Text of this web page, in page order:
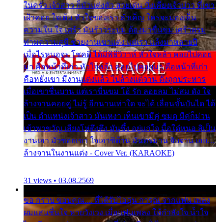
ในครัว เจ้าสาว ก็มัวแต่งตัว สวยเด่น นั่งเคียงเจ้าบ่าว ที่เขา
เฝ้าคอย ใจเต้น หัวใจของเรา ลำเค็ญ ใครจะมองเห็น
ความใน ใจ เศร้า มันร้าวระบม ต้องมาขื่นขม เศร้าตรม
ท่ามความสุขี ช่วยงานเขาแต่ง แต่เรา แล้งมาหลายปี
เมื่อไรหนอจะ โชคดี ได้มีพิธีวิวาห์ หัวใจหล้า คอยไปคอย
มา คือหน้าที่เก่า หัวใจหล้า คอยไปคอยมา คือหน้าที่เก่า
คือหยังเขา มีงานแต่งแล้ว ไปล้างแต่จาน ดั่งถูกประหาร
เมื่อเขาชื่นบาน แต่เราขื่นขม โอ้ รัก ลอยลม ไม่สม ดัง ใจ
ล้างจานคอยคู่ ไม่รู้ อีกนานเท่าใด จะได้ เลื่อนขั้นบันได ได้
เป็น ตำแหน่งเจ้าสาว มันเหงา เห็นเขามีคู่ ซมดู มีคู่ก็ม่วน
เข้าพาขวัญ เสียงโห่ตึงตึง มันซึ้ง อยู่แก่ใจ มื้อใด๋หนอ สิเป็น
งานเฮา มัวซอยเขา ใจเฮาซิด้าน มันทรมาน จับจาน เอย…
ล้างจานในงานแต่ง - Cover Ver. (KARAOKE)
31 views • 03.08.2569
ขอ กราบ ขอบคุณ.... ที่ได้รับไออุ่น การุณ จากแฟน เพลง
ผมแสนชื่นใจ หายวังเวง เมื่อแฟนเพลง ให้กำลังใจ น้ำใจ